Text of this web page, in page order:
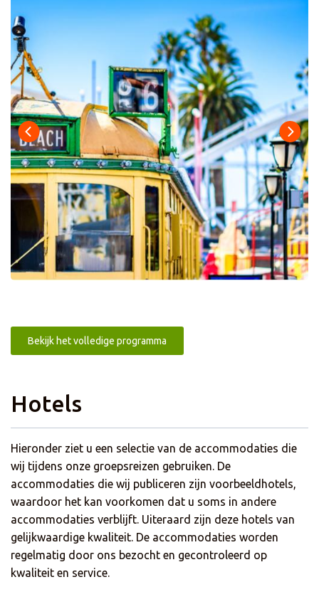
Bekijk het volledige programma
Hotels
Hieronder ziet u een selectie van de accommodaties die
wij tijdens onze groepsreizen gebruiken. De
accommodaties die wij publiceren zijn voorbeeldhotels,
waardoor het kan voorkomen dat u soms in andere
accommodaties verblijft. Uiteraard zijn deze hotels van
gelijkwaardige kwaliteit. De accommodaties worden
regelmatig door ons bezocht en gecontroleerd op
kwaliteit en service.